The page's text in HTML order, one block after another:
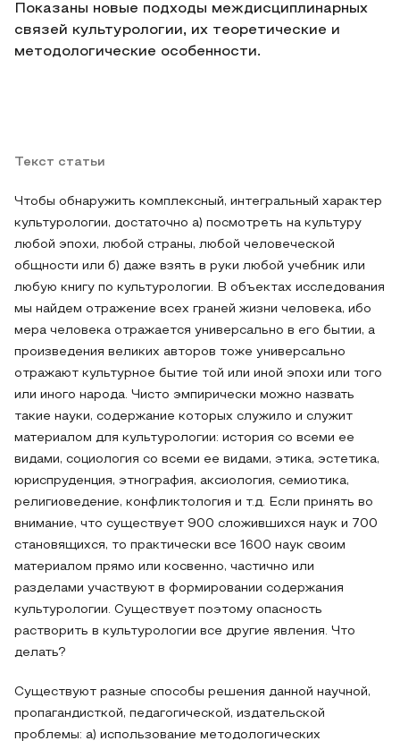
Показаны новые подходы междисциплинарных
связей культурологии, их теоретические и
методологические особенности.
Текст статьи
Чтобы обнаружить комплексный, интегральный характер
культурологии, достаточно а) посмотреть на культуру
любой эпохи, любой страны, любой человеческой
общности или б) даже взять в руки любой учебник или
любую книгу по культурологии. В объектах исследования
мы найдем отражение всех граней жизни человека, ибо
мера человека отражается универсально в его бытии, а
произведения великих авторов тоже универсально
отражают культурное бытие той или иной эпохи или того
или иного народа. Чисто эмпирически можно назвать
такие науки, содержание которых служило и служит
материалом для культурологии: история со всеми ее
видами, социология со всеми ее видами, этика, эстетика,
юриспруденция, этнография, аксиология, семиотика,
религиоведение, конфликтология и т.д. Если принять во
внимание, что существует 900 сложившихся наук и 700
становящихся, то практически все 1600 наук своим
материалом прямо или косвенно, частично или
разделами участвуют в формировании содержания
культурологии. Существует поэтому опасность
растворить в культурологии все другие явления. Что
делать?
Существуют разные способы решения данной научной,
пропагандисткой, педагогической, издательской
проблемы: а) использование методологических